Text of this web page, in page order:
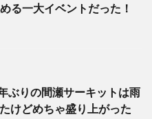
る一大イベントだった！
ぶりの間瀬サーキットは雨
けどめちゃ盛り上がった